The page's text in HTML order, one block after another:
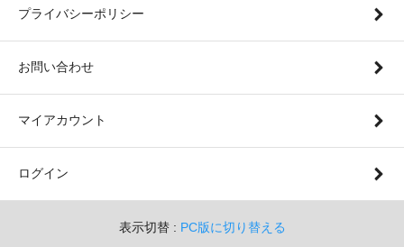
プライバシーポリシー
お問い合わせ
マイアカウント
ログイン
表示切替 : PC版に切り替える